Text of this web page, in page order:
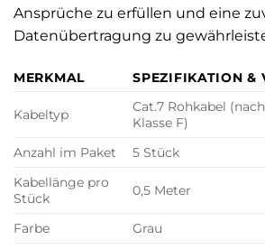
Ansprüche zu erfüllen und eine
Datenübertragung zu
MERKMAL SPEZIFIKATION &
Kabeltyp
Cat.7 Rohkabel (nach
Klasse F)
Anzahl im Paket
5 Stück
Kabellänge pro
Stück
0,5 Meter
Farbe Grau